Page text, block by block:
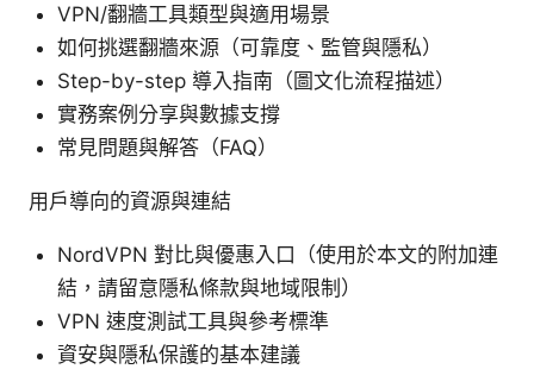
VPN/翻牆工具類型與適用場景
如何挑選翻牆來源（可靠度、監管與隱私）
Step-by-step 導入指南（圖文化流程描述）
實務案例分享與數據支撐
常見問題與解答（FAQ）
用戶導向的資源與連結
NordVPN 對比與優惠入口（使用於本文的附加連
結，請留意隱私條款與地域限制）
VPN 速度測試工具與參考標準
資安與隱私保護的基本建議